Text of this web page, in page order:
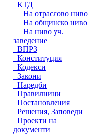
КТД
На отраслово ниво
На общинско ниво
На ниво уч.
заведение
ВПРЗ
Конституция
Кодекси
Закони
Наредби
Правилници
Постановления
Решения, Заповеди
Проекти на
документи